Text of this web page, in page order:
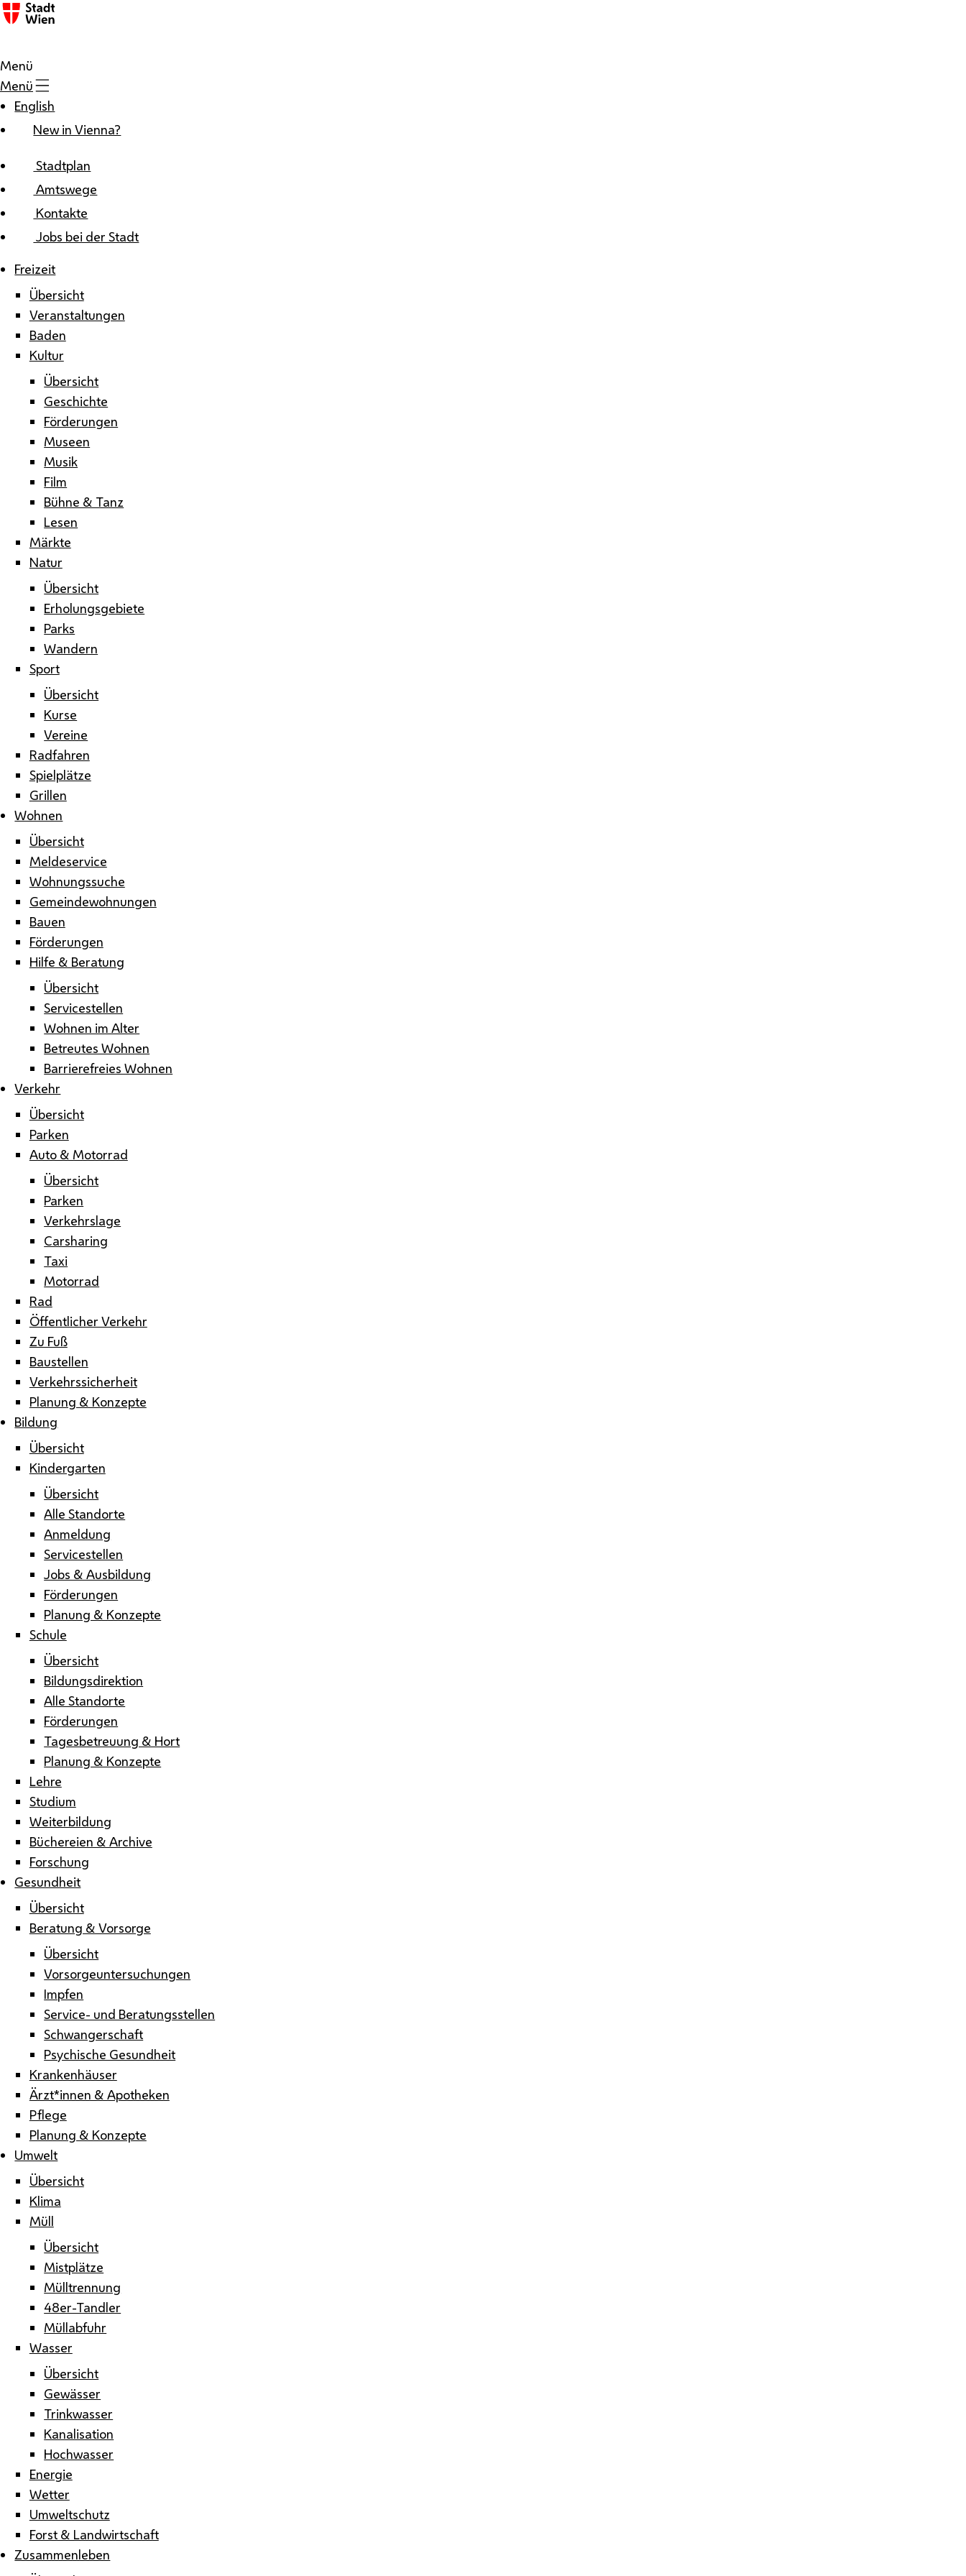
Zum Inhalt
Menü
Menü
English
New in Vienna?
Stadtplan
Amtswege
Kontakte
Jobs bei der Stadt
Freizeit
Übersicht
Veranstaltungen
Baden
Kultur
Übersicht
Geschichte
Förderungen
Museen
Musik
Film
Bühne & Tanz
Lesen
Märkte
Natur
Übersicht
Erholungsgebiete
Parks
Wandern
Sport
Übersicht
Kurse
Vereine
Radfahren
Spielplätze
Grillen
Wohnen
Übersicht
Meldeservice
Wohnungssuche
Gemeindewohnungen
Bauen
Förderungen
Hilfe & Beratung
Übersicht
Servicestellen
Wohnen im Alter
Betreutes Wohnen
Barrierefreies Wohnen
Verkehr
Übersicht
Parken
Auto & Motorrad
Übersicht
Parken
Verkehrslage
Carsharing
Taxi
Motorrad
Rad
Öffentlicher Verkehr
Zu Fuß
Baustellen
Verkehrssicherheit
Planung & Konzepte
Bildung
Übersicht
Kindergarten
Übersicht
Alle Standorte
Anmeldung
Servicestellen
Jobs & Ausbildung
Förderungen
Planung & Konzepte
Schule
Übersicht
Bildungsdirektion
Alle Standorte
Förderungen
Tagesbetreuung & Hort
Planung & Konzepte
Lehre
Studium
Weiterbildung
Büchereien & Archive
Forschung
Gesundheit
Übersicht
Beratung & Vorsorge
Übersicht
Vorsorgeuntersuchungen
Impfen
Service- und Beratungsstellen
Schwangerschaft
Psychische Gesundheit
Krankenhäuser
Ärzt*innen & Apotheken
Pflege
Planung & Konzepte
Umwelt
Übersicht
Klima
Müll
Übersicht
Mistplätze
Mülltrennung
48er-Tandler
Müllabfuhr
Wasser
Übersicht
Gewässer
Trinkwasser
Kanalisation
Hochwasser
Energie
Wetter
Umweltschutz
Forst & Landwirtschaft
Zusammenleben